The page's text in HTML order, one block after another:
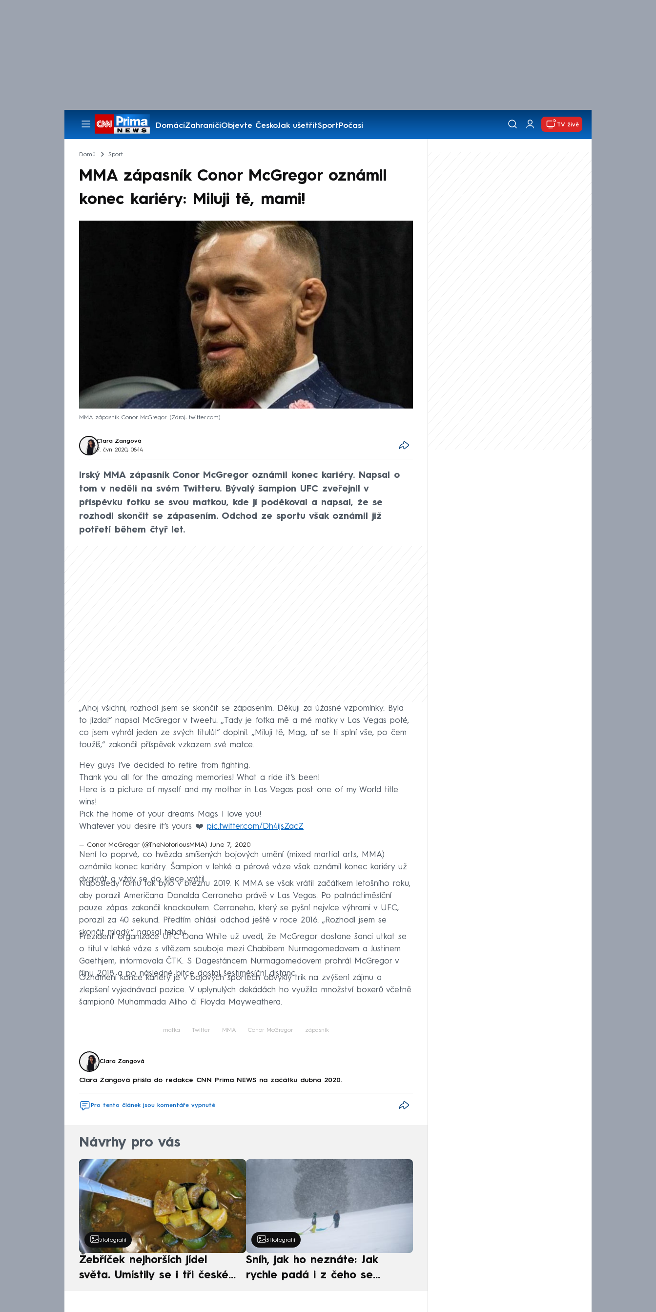
DomácíZahraničíObjevte ČeskoJak ušetřitSportPočasí
Pořady
TV živě
Domů Sport
MMA zápasník Conor McGregor oznámil
konec kariéry: Miluji tě, mami!
MMA zápasník Conor McGregor Zdroj: twitter.com
Clara Zangová
7. čvn 2020, 08:14
Irský MMA zápasník Conor McGregor oznámil konec kariéry. Napsal o
tom v neděli na svém Twitteru. Bývalý šampion UFC zveřejnil v
příspěvku fotku se svou matkou, kde jí poděkoval a napsal, že se
rozhodl skončit se zápasením. Odchod ze sportu však oznámil již
potřetí během čtyř let.
„Ahoj všichni, rozhodl jsem se skončit se zápasením. Děkuji za úžasné vzpomínky. Byla
to jízda!“ napsal McGregor v tweetu. „Tady je fotka mě a mé matky v Las Vegas poté,
co jsem vyhrál jeden ze svých titulů!“ doplnil. „Miluji tě, Mag, ať se ti splní vše, po čem
toužíš,“ zakončil příspěvek vzkazem své matce.
Hey guys I’ve decided to retire from fighting.
Thank you all for the amazing memories! What a ride it’s been!
Here is a picture of myself and my mother in Las Vegas post one of my World title
wins!
Pick the home of your dreams Mags I love you!
Whatever you desire it’s yours ❤️ pic.twitter.com/Dh4ijsZacZ
— Conor McGregor (@TheNotoriousMMA) June 7, 2020
Není to poprvé, co hvězda smíšených bojových umění (mixed martial arts, MMA)
oznámila konec kariéry. Šampion v lehké a pérové váze však oznámil konec kariéry už
dvakrát a vždy se do klece vrátil.
Naposledy tomu tak bylo v březnu 2019. K MMA se však vrátil začátkem letošního roku,
aby porazil Američana Donalda Cerroneho právě v Las Vegas. Po patnáctiměsíční
pauze zápas zakončil knockoutem. Cerroneho, který se pyšní nejvíce výhrami v UFC,
porazil za 40 sekund. Předtím ohlásil odchod ještě v roce 2016. „Rozhodl jsem se
skončit mladý,“ napsal tehdy.
Prezident organizace UFC Dana White už uvedl, že McGregor dostane šanci utkat se
o titul v lehké váze s vítězem souboje mezi Chabibem Nurmagomedovem a Justinem
Gaethjem, informovala ČTK. S Dagestáncem Nurmagomedovem prohrál McGregor v
říjnu 2018 a po následné bitce dostal šestiměsíční distanc.
Oznámení konce kariéry je v bojových sportech obvyklý trik na zvýšení zájmu a
zlepšení vyjednávací pozice. V uplynulých dekádách ho využilo množství boxerů včetně
šampionů Muhammada Aliho či Floyda Mayweathera.
matka Twitter MMA Conor McGregor zápasník
Clara Zangová
Clara Zangová přišla do redakce CNN Prima NEWS na začátku dubna 2020.
Pro tento článek jsou komentáře vypnuté
Návrhy pro vás
5 fotografií
Žebříček nejhorších jídel
světa. Umístily se i tři české
31 fotografií
Sníh, jak ho neznáte: Jak
rychle padá i z čeho se